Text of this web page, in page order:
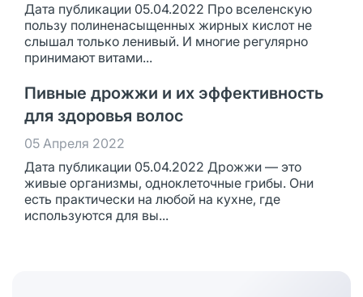
Дата публикации 05.04.2022 Про вселенскую
пользу полиненасыщенных жирных кислот не
слышал только ленивый. И многие регулярно
принимают витами...
Пивные дрожжи и их эффективность
для здоровья волос
05 Апреля 2022
Дата публикации 05.04.2022 Дрожжи — это
живые организмы, одноклеточные грибы. Они
есть практически на любой на кухне, где
используются для вы...